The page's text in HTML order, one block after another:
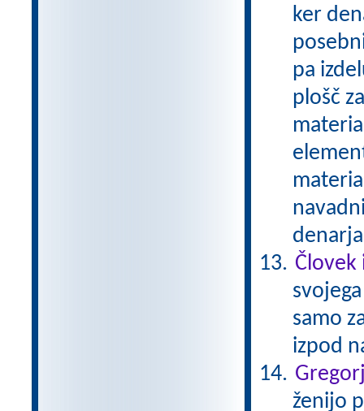
ker
pa
plošč
samo
izpod
ženijo